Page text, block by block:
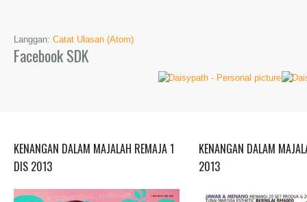
Langgan: Catat Ulasan (Atom)
Facebook SDK
KENANGAN DALAM MAJALAH REMAJA 1
DIS 2013
KENANGAN DALAM
2013